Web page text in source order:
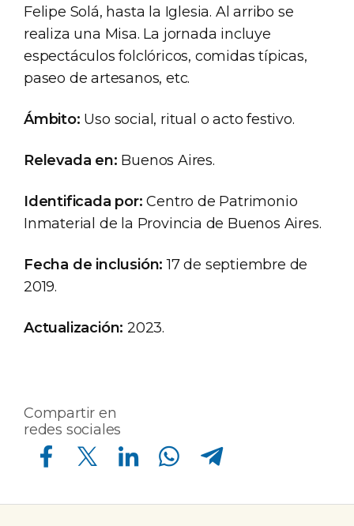
Felipe Solá, hasta la Iglesia. Al arribo se
realiza una Misa. La jornada incluye
espectáculos folclóricos, comidas típicas,
paseo de artesanos, etc.
Ámbito: Uso social, ritual o acto festivo.
Relevada en: Buenos Aires.
Identificada por: Centro de Patrimonio
Inmaterial de la Provincia de Buenos Aires.
Fecha de inclusión: 17 de septiembre de
2019.
Actualización: 2023.
Compartir en
redes sociales
Compartir en Facebook Compartir en Twitter Compartir en Linkedin Compartir en Whatsapp Compartir en Telegram